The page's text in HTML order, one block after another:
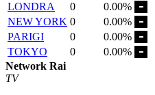
LONDRA
0
0.00%
NEW YORK 0
0.00%
PARIGI
0
0.00%
TOKYO
0
0.00%
Network Rai
TV